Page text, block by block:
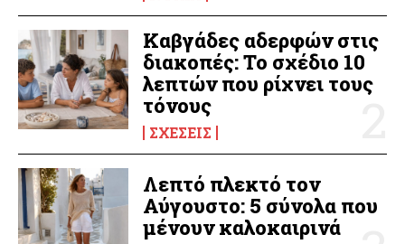
Καβγάδες αδερφών στις
διακοπές: Το σχέδιο 10
λεπτών που ρίχνει τους
τόνους
ΣΧΈΣΕΙΣ
Λεπτό πλεκτό τον
Αύγουστο: 5 σύνολα που
μένουν καλοκαιρινά